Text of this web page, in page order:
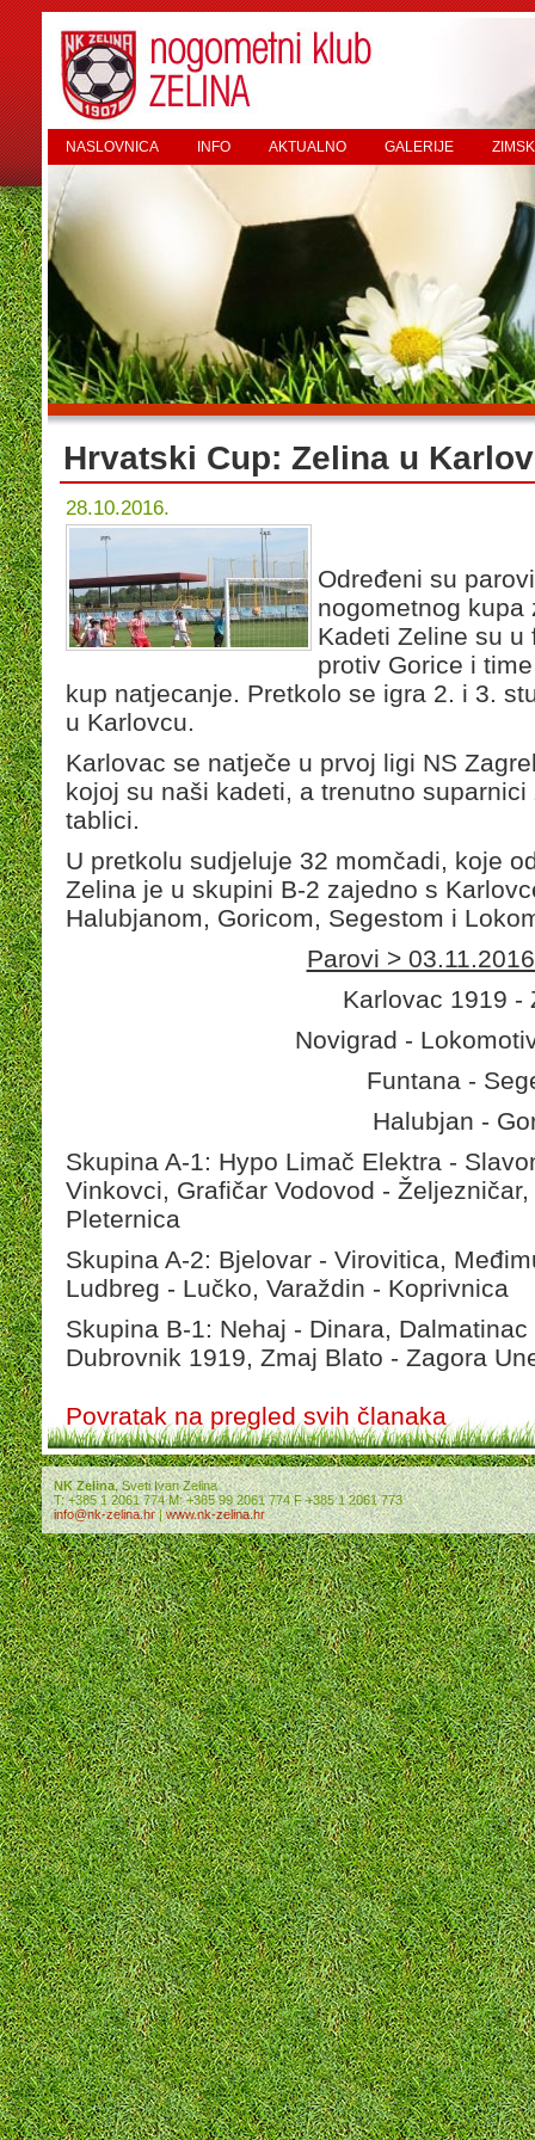
NASLOVNICA INFO AKTUALNO GALERIJE
Hrvatski Cup: Zelina u
28.10.2016.
Određeni su
nogometnog kupa
Kadeti Zeline su
protiv Gorice i
kup natjecanje. Pretkolo se igra 2. i 3.
u Karlovcu.
Karlovac se natječe u prvoj ligi NS
kojoj su naši kadeti, a trenutno
tablici.
U pretkolu sudjeluje 32 momčadi, koje
Zelina je u skupini B-2 zajedno s
Halubjanom, Goricom, Segestom i
Parovi >
Karlovac 1919 -
Novigrad -
Funtana -
Halubjan -
Skupina A-1: Hypo Limač Elektra -
Vinkovci, Grafičar Vodovod -
Pleternica
Skupina A-2: Bjelovar - Virovitica,
Ludbreg - Lučko, Varaždin - Koprivnica
Skupina B-1: Nehaj - Dinara,
Dubrovnik 1919, Zmaj Blato - Zagora
Povratak na pregled svih članaka
NK Zelina, Sveti Ivan Zelina
T: +385 1 2061 774 M: +385 99 2061 774 F +385 1 2061 773
info@nk-zelina.hr|www.nk-zelina.hr